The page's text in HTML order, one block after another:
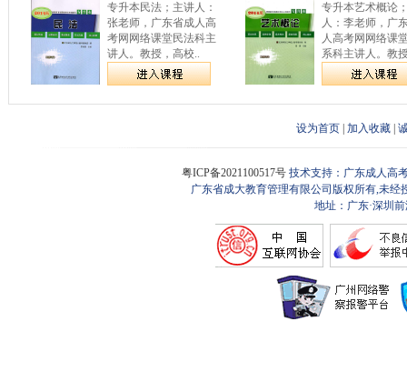
专升本民法；主讲人：
张老师，广东省成人高
考网网络课堂民法科主
讲人。教授，高校..
专升本艺术概论
人：李老师，广
人高考网网络课
系科主讲人。教
设为首页 加入收藏
粤ICP备2021100517号 技术支持：广东成人高
广东省成大教育管理有限公司版权所有,未
地址：广东·深圳